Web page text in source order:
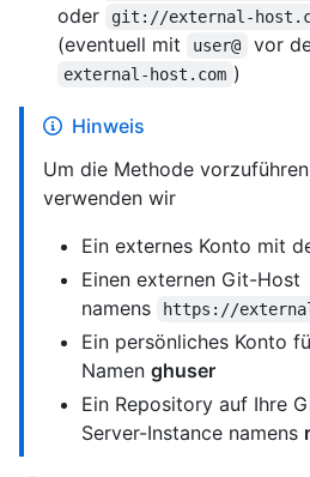
oder git://external-
(eventuell mit user@ vor
external-host.com )
Hinweis
Um die Methode
verwenden wir
Ein externes Konto mit
Einen externen Git-Host
namens
https://
Ein persönliches Konto
Namen ghuser
Ein Repository auf Ihre
Server-Instance namens